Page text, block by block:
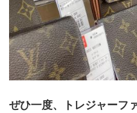
ぜひ一度、トレジャーフ